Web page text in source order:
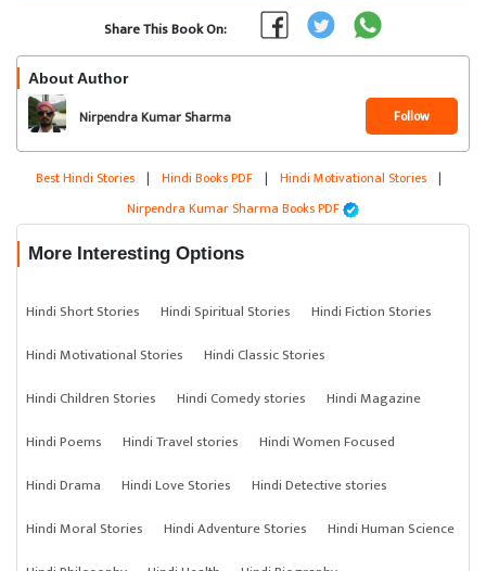
Share This Book On:
About Author
Nirpendra Kumar Sharma Follow
Best Hindi Stories | Hindi Books PDF | Hindi Motivational Stories |
Nirpendra Kumar Sharma Books PDF
More Interesting Options
Hindi Short Stories Hindi Spiritual Stories
Hindi Fiction Stories
Hindi Motivational Stories
Hindi Classic Stories
Hindi Children Stories
Hindi Comedy stories
Hindi Magazine
Hindi Poems
Hindi Travel stories
Hindi Women Focused
Hindi Drama
Hindi Love Stories
Hindi Detective stories
Hindi Moral Stories
Hindi Adventure Stories
Hindi Human Science